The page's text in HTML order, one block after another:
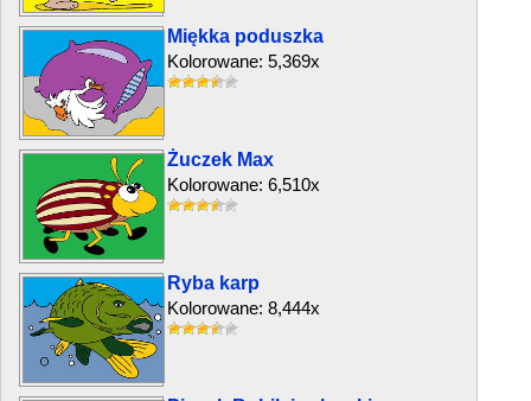
Miękka poduszka
Kolorowane: 5,369x
Żuczek Max
Kolorowane: 6,510x
Ryba karp
Kolorowane: 8,444x